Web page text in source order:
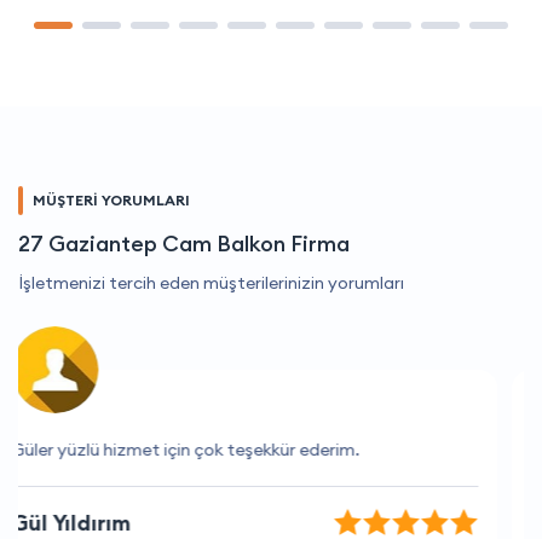
MÜŞTERİ YORUMLARI
27 Gaziantep Cam Balkon Firma
İşletmenizi tercih eden müşterilerinizin yorumları
Her zaman güvenilir ve hızlı hizmet.
Utku Yılmaz